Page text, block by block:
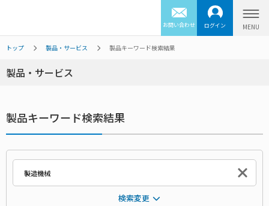
お問い合わせ ログイン
トップ 製品・サービス 製品キーワード検索結果
製品・サービス
製品キーワード検索結果
検索変更